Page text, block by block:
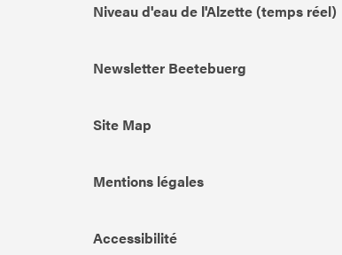
Niveau d'eau de l'Alzette (temps réel)
Newsletter Beetebuerg
Site Map
Mentions légales
Accessibilité